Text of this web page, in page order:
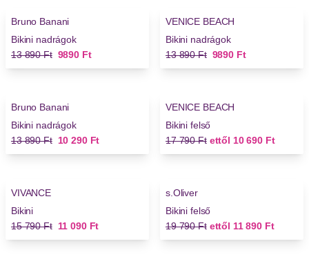
Bruno Banani
Bikini nadrágok
Régi ár
13 890 Ft Új ár
9890 Ft
VENICE BEACH
Bikini nadrágok
Régi ár
13 890 Ft Új ár
9890 Ft
Bruno Banani
Bikini nadrágok
Régi ár
13 890 Ft Új ár
10 290 Ft
VENICE BEACH
Bikini felső
Régi ár
17 790 Ft ettől Új ár
10 690 Ft
VIVANCE
Bikini
Régi ár
15 790 Ft Új ár
11 090 Ft
s.Oliver
Bikini felső
Régi ár
19 790 Ft ettől Új ár
11 890 Ft